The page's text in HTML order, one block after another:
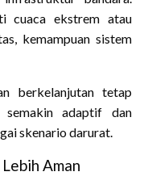
cuaca ekstrem atau
kemampuan sistem
berkelanjutan tetap
adaptif dan
skenario darurat.
Aman